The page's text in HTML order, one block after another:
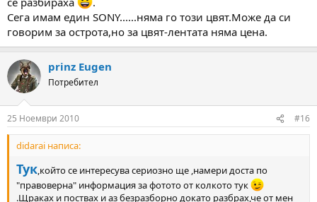
Сега имам един SONY......няма го този цвят.Може да си
говорим за острота,но за цвят-лентата няма цена.
prinz Eugen
Потребител
25 Ноември 2010 #16
didarai написа:
Тук,който се интересува сериозно ще ,намери доста по
"правоверна" информация за фотото от колкото тук
.Щраках и поствах и аз безразборно докато разбрах,че от мен